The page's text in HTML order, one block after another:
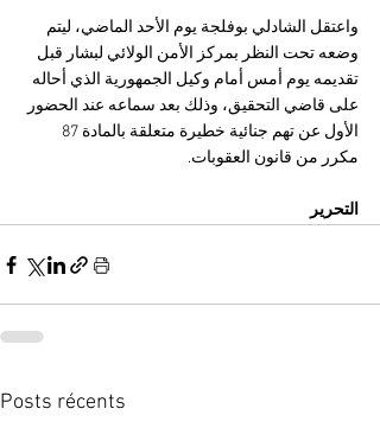
واعتقل الشادلي بوفلجة يوم الأحد الماضي، ليتم
وضعه تحت النظر بمركز الأمن الولائي لبشار قبل
تقديمه يوم أمس أمام وكيل الجمهورية الذي أحاله
على قاضي التحقيق، وذلك بعد سماعه عند الحضور
مكرر من قانون العقوبات.
التحرير
Posts récents